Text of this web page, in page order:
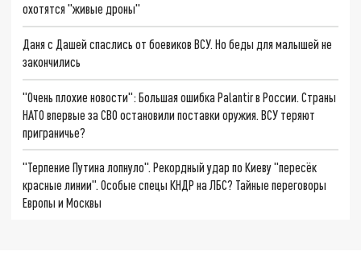
охотятся "живые дроны"
Даня с Дашей спаслись от боевиков ВСУ. Но беды для малышей не
закончились
"Очень плохие новости": Большая ошибка Palantir в России. Страны
НАТО впервые за СВО остановили поставки оружия. ВСУ теряют
приграничье?
"Терпение Путина лопнуло". Рекордный удар по Киеву "пересёк
красные линии". Особые спецы КНДР на ЛБС? Тайные переговоры
Европы и Москвы